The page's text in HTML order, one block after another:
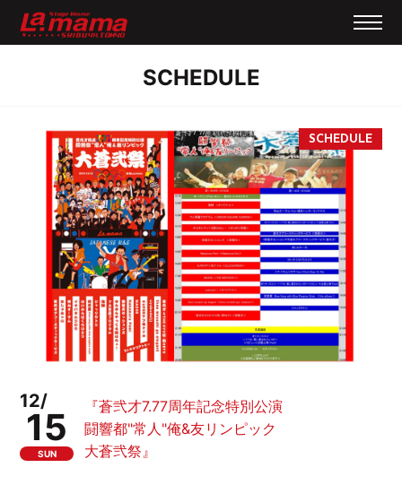
SCHEDULE
12/
15
SUN
『蒼弐才7.77周年記念特別公演
闘響都"常人"俺&友リンピック
大蒼弐祭』